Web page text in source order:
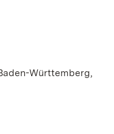
Württemberg,